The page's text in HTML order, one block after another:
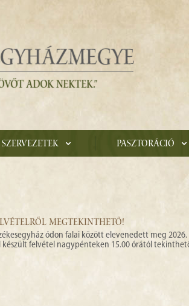
Pasztoráció
MEGTEKINTHETŐ!
ódon falai között elevenedett meg 2026.
felvétel nagypénteken 15.00 órától